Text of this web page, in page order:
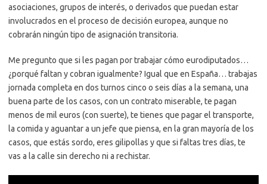
asociaciones, grupos de interés, o derivados que puedan estar
involucrados en el proceso de decisión europea, aunque no
cobrarán ningún tipo de asignación transitoria.
Me pregunto que si les pagan por trabajar cómo eurodiputados…
¿porqué faltan y cobran igualmente? Igual que en España… trabajas
jornada completa en dos turnos cinco o seis días a la semana, una
buena parte de los casos, con un contrato miserable, te pagan
menos de mil euros (con suerte), te tienes que pagar el transporte,
la comida y aguantar a un jefe que piensa, en la gran mayoría de los
casos, que estás sordo, eres gilipollas y que si faltas tres días, te
vas a la calle sin derecho ni a rechistar.